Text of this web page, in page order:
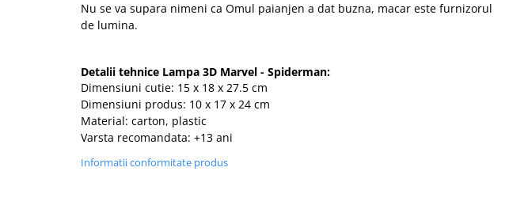
Nu se va supara nimeni ca Omul paianjen a dat buzna, macar este furnizorul
de lumina.
Detalii tehnice Lampa 3D Marvel - Spiderman:
Dimensiuni cutie: 15 x 18 x 27.5 cm
Dimensiuni produs: 10 x 17 x 24 cm
Material: carton, plastic
Varsta recomandata: +13 ani
Informatii conformitate produs